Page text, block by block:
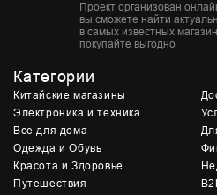
Проект организован
вы сможете найти
в самых известных
покупайте выгодно
Категории
Китайские магазины
Электроника и техника
Все для дома
Одежда и Обувь
Красота и Здоровье
Путешествия